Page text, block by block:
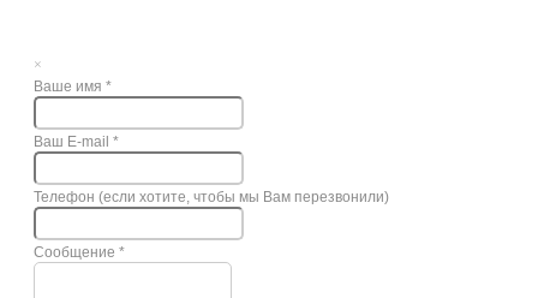
×
Ваше имя *
Ваш E-mail *
Телефон (если хотите, чтобы мы Вам перезвонили)
Сообщение *